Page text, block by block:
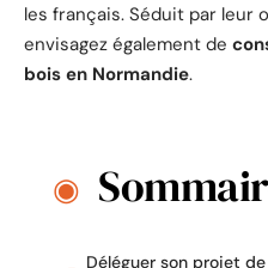
les français. Séduit par leur
envisagez également de
bois en Normandie.
Déléguer son projet